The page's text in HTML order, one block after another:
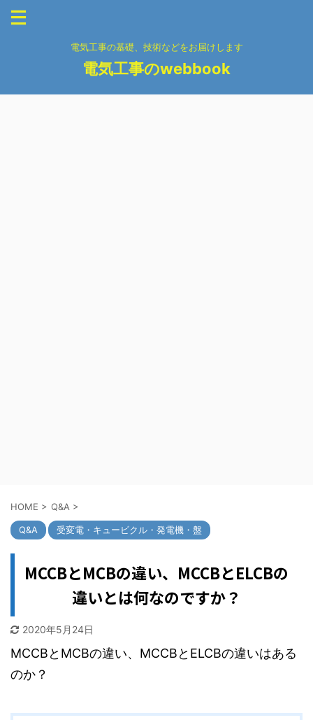
電気工事の基礎、技術などをお届けします
電気工事のwebbook
HOME > Q&A >
Q&A 受変電・キュービクル・発電機・盤
MCCBとMCBの違い、MCCBとELCBの
違いとは何なのですか？
2020年5月24日
MCCBとMCBの違い、MCCBとELCBの違いはある
のか？